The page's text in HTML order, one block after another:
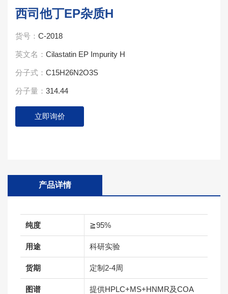
西司他丁EP杂质H
货号： C-2018
英文名： Cilastatin EP Impurity H
分子式： C15H26N2O3S
分子量： 314.44
立即询价
产品详情
纯度 ≧95%
用途 科研实验
货期 定制2-4周
图谱 提供HPLC+MS+HNMR及COA